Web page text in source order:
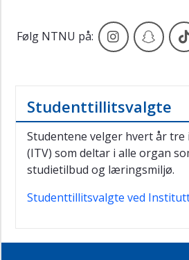
Følg NTNU på: NTNUs
Studenttillitsvalgte
Studentene velger hvert år
(ITV) som deltar i alle organ
studietilbud og læringsmiljø.
Studenttillitsvalgte ved